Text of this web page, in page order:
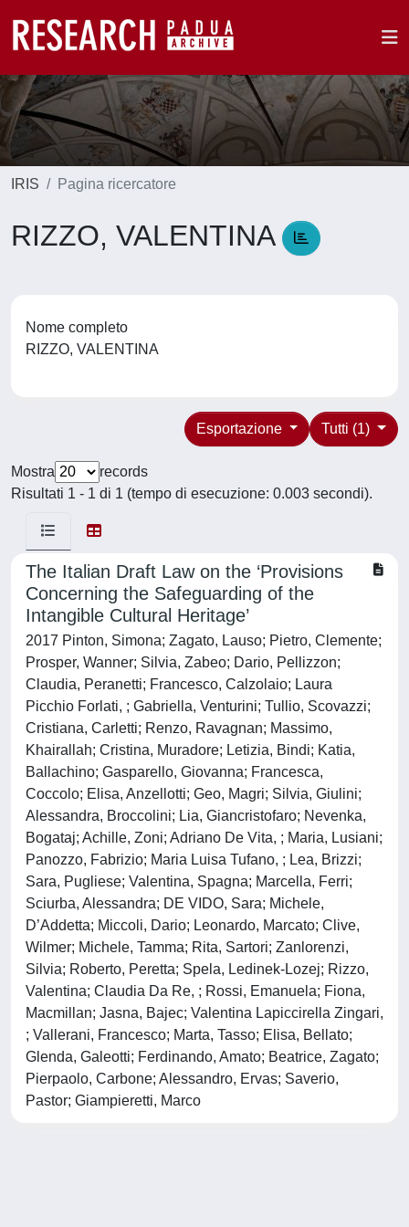
IRIS Pagina ricercatore
RIZZO, VALENTINA
Nome completo
RIZZO, VALENTINA
Tutti (1)
Esportazione
Mostra
records
Risultati 1 - 1 di 1 (tempo di esecuzione: 0.003 secondi).
The Italian Draft Law on the ‘Provisions
Concerning the Safeguarding of the
Intangible Cultural Heritage’
2017 Pinton, Simona; Zagato, Lauso; Pietro, Clemente;
Prosper, Wanner; Silvia, Zabeo; Dario, Pellizzon;
Claudia, Peranetti; Francesco, Calzolaio; Laura
Picchio Forlati, ; Gabriella, Venturini; Tullio, Scovazzi;
Cristiana, Carletti; Renzo, Ravagnan; Massimo,
Khairallah; Cristina, Muradore; Letizia, Bindi; Katia,
Ballachino; Gasparello, Giovanna; Francesca,
Coccolo; Elisa, Anzellotti; Geo, Magri; Silvia, Giulini;
Alessandra, Broccolini; Lia, Giancristofaro; Nevenka,
Bogataj; Achille, Zoni; Adriano De Vita, ; Maria, Lusiani;
Panozzo, Fabrizio; Maria Luisa Tufano, ; Lea, Brizzi;
Sara, Pugliese; Valentina, Spagna; Marcella, Ferri;
Sciurba, Alessandra; DE VIDO, Sara; Michele,
D’Addetta; Miccoli, Dario; Leonardo, Marcato; Clive,
Wilmer; Michele, Tamma; Rita, Sartori; Zanlorenzi,
Silvia; Roberto, Peretta; Spela, Ledinek-Lozej; Rizzo,
Valentina; Claudia Da Re, ; Rossi, Emanuela; Fiona,
Macmillan; Jasna, Bajec; Valentina Lapiccirella Zingari,
; Vallerani, Francesco; Marta, Tasso; Elisa, Bellato;
Glenda, Galeotti; Ferdinando, Amato; Beatrice, Zagato;
Pierpaolo, Carbone; Alessandro, Ervas; Saverio,
Pastor; Giampieretti, Marco